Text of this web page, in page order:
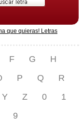
que quieras! Letras
F G
H
P Q
R
Y Z 0
1
9